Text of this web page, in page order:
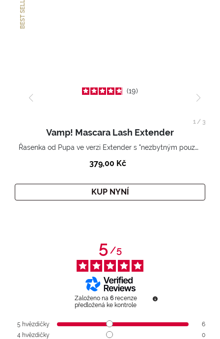
BEST SELLER
19
Vamp! Mascara Lash Extender
Řasenka od Pupa ve verzi Extender s "nezbytným pouzdrem".
379,00 Kč
KUP NYNÍ
1/ 3
5/5
Založeno na 6 recenze
předložená ke kontrole
5 hvězdičky
6
4 hvězdičky
0